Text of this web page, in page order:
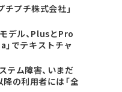
チプチ株式会社」
デル、PlusとPro
」でテキストチャ
テム障害、いまだ
の利用者には「全